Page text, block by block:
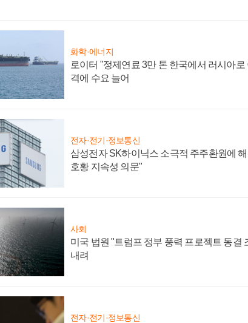
화학·에너지
로이터 "정제연료 3만 톤 한국에서 러시아
격에 수요 늘어
전자·전기·정보통신
삼성전자 SK하이닉스 소극적 주주환원에
호황 지속성 의문"
사회
미국 법원 "트럼프 정부 풍력 프로젝트 동결
내려
전자·전기·정보통신